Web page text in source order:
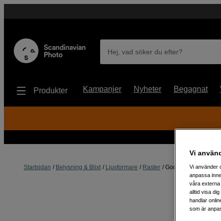
Hej, vad söker du efter?
Produkter Kampanjer Nyheter Begagnat
Startsidan Belysning & Blixt Ljusformare Raster Godox HC-75 Grid
Vi
Vi använder
anpassa
våra externa
alltid visa
handlar
som är